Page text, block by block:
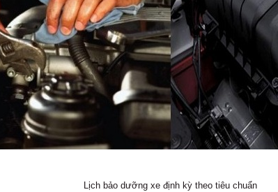
Lịch bảo dưỡng xe định kỳ theo tiêu chuẩn